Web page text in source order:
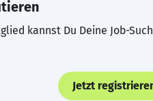
kannst Du Deine Job-
Jetzt